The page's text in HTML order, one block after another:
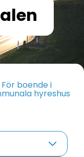
För boende i
hyreshus